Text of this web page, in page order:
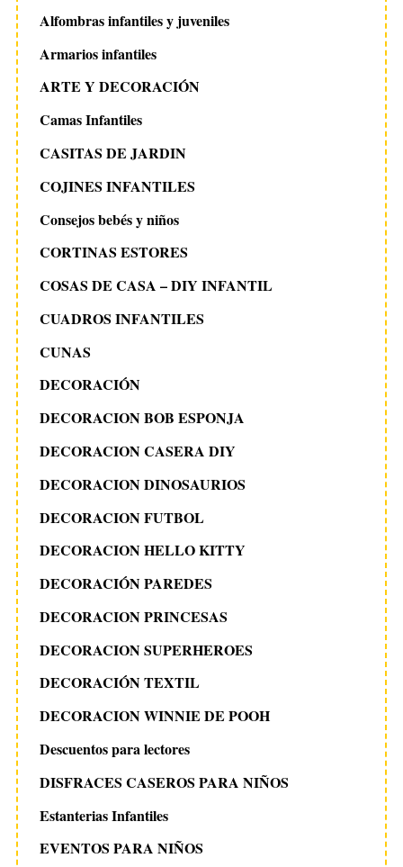
Alfombras infantiles y juveniles
Armarios infantiles
ARTE Y DECORACIÓN
Camas Infantiles
CASITAS DE JARDIN
COJINES INFANTILES
Consejos bebés y niños
CORTINAS ESTORES
COSAS DE CASA – DIY INFANTIL
CUADROS INFANTILES
CUNAS
DECORACIÓN
DECORACION BOB ESPONJA
DECORACION CASERA DIY
DECORACION DINOSAURIOS
DECORACION FUTBOL
DECORACION HELLO KITTY
DECORACIÓN PAREDES
DECORACION PRINCESAS
DECORACION SUPERHEROES
DECORACIÓN TEXTIL
DECORACION WINNIE DE POOH
Descuentos para lectores
DISFRACES CASEROS PARA NIÑOS
Estanterias Infantiles
EVENTOS PARA NIÑOS